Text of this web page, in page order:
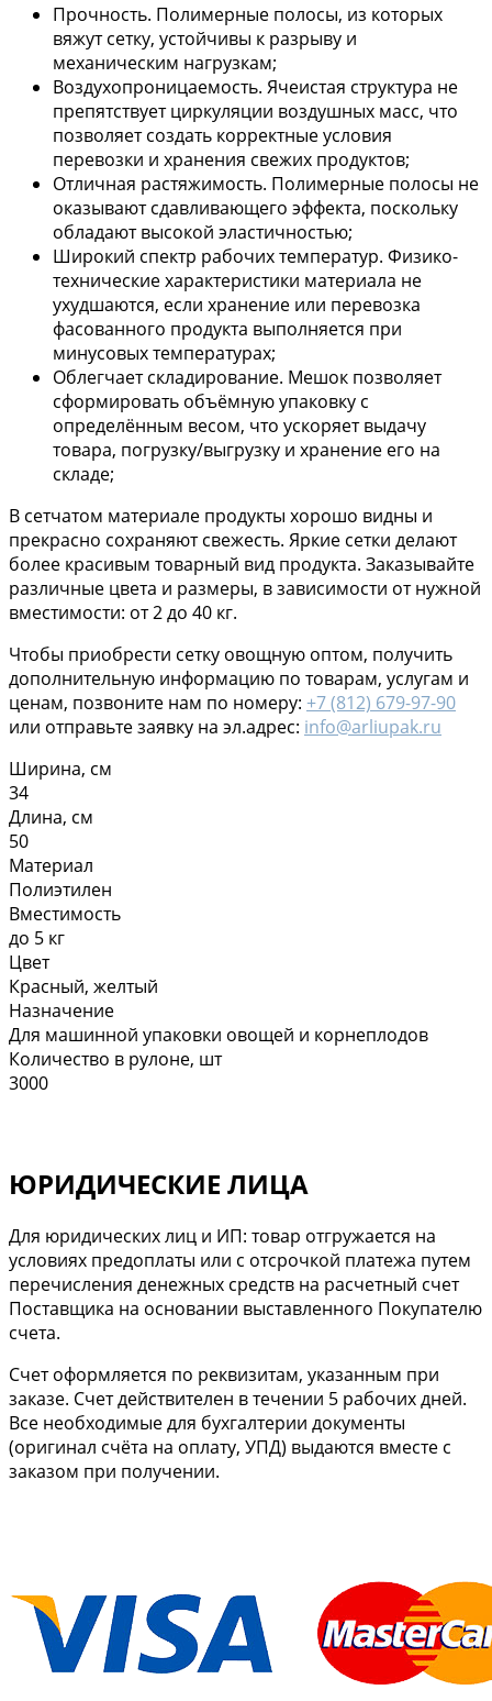
Прочность. Полимерные полосы, из которых
вяжут сетку, устойчивы к разрыву и
механическим нагрузкам;
Воздухопроницаемость. Ячеистая структура не
препятствует циркуляции воздушных масс, что
позволяет создать корректные условия
перевозки и хранения свежих продуктов;
Отличная растяжимость. Полимерные полосы не
оказывают сдавливающего эффекта, поскольку
обладают высокой эластичностью;
Широкий спектр рабочих температур. Физико-
технические характеристики материала не
ухудшаются, если хранение или перевозка
фасованного продукта выполняется при
минусовых температурах;
Облегчает складирование. Мешок позволяет
сформировать объёмную упаковку с
определённым весом, что ускоряет выдачу
товара, погрузку/выгрузку и хранение его на
складе;
В сетчатом материале продукты хорошо видны и
прекрасно сохраняют свежесть. Яркие сетки делают
более красивым товарный вид продукта. Заказывайте
различные цвета и размеры, в зависимости от нужной
вместимости: от 2 до 40 кг.
Чтобы приобрести сетку овощную оптом, получить
дополнительную информацию по товарам, услугам и
ценам, позвоните нам по номеру: +7 (812) 679-97-90
или отправьте заявку на эл.адрес: info@arliupak.ru
Ширина, см
34
Длина, см
50
Материал
Полиэтилен
Вместимость
до 5 кг
Цвет
Красный, желтый
Назначение
Для машинной упаковки овощей и корнеплодов
Количество в рулоне, шт
3000
ЮРИДИЧЕСКИЕ ЛИЦА
Для юридических лиц и ИП: товар отгружается на
условиях предоплаты или с отсрочкой платежа путем
перечисления денежных средств на расчетный счет
Поставщика на основании выставленного Покупателю
счета.
Cчет оформляется по реквизитам, указанным при
заказе. Счет действителен в течении 5 рабочих дней.
Все необходимые для бухгалтерии документы
(оригинал счёта на оплату, УПД) выдаются вместе с
заказом при получении.